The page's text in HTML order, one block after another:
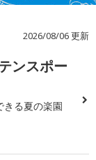
2026/08/06 更新
ンスポー
きる夏の楽園